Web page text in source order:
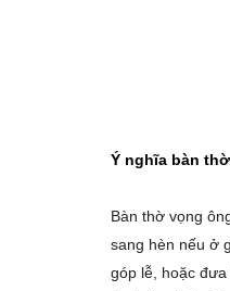
Ý nghĩa bàn
Bàn thờ vọng
sang hèn nếu ở
góp lễ, hoặc